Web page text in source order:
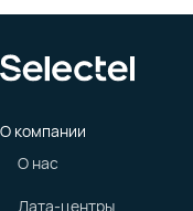
О компании
О нас
Дата-центры